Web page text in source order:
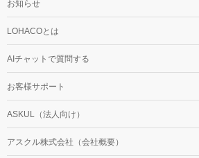
お知らせ
LOHACOとは
AIチャットで質問する
お客様サポート
ASKUL（法人向け）
アスクル株式会社（会社概要）